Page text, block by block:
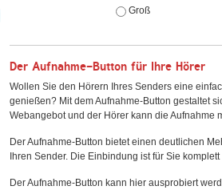
Groß
Der Aufnahme-Button für Ihre Hörer
Wollen Sie den Hörern Ihres Senders eine
genießen? Mit dem Aufnahme-Button gestaltet
Webangebot und der Hörer kann die Aufnahme
Der Aufnahme-Button bietet einen deutlichen
Ihren Sender. Die Einbindung ist für Sie
Der Aufnahme-Button kann hier ausprobiert